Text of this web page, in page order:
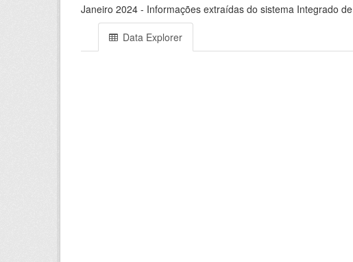
Janeiro 2024 - Informações extraídas do sistema Integrado
Data Explorer